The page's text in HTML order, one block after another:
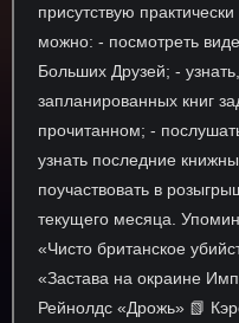
присутствую
можно: - посмотреть
Больших Друзей; -
запланированных книг
прочитанном; -
узнать последние
поучаствовать в
текущего месяца.
«Чисто британское
«Застава на окраине
Рейнолдс «Дрожь» 📗